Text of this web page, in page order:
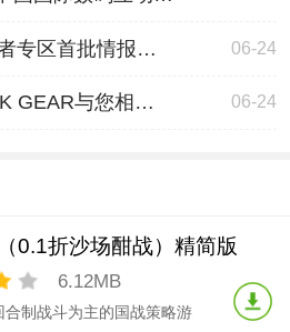
2025ChinaJoy创作者专区首批情报大公开(2025ChinaJoy将迎新升级) 06-24
冠军外设新巅峰|ATK GEAR与您相约2025 ChinaJoy(冠军模式) 06-24
0.1折沙场酣战）精简版
6.12MB
合制战斗为主的国战策略游